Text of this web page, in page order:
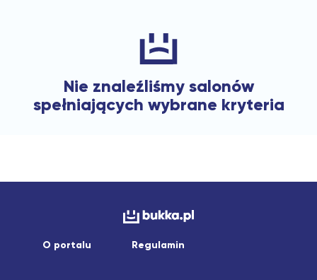
Nie znaleźliśmy salonów
spełniających wybrane kryteria
O portalu Regulamin